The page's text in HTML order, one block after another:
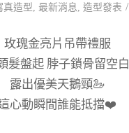
真造型, 最新消息, 造型發表 /
玫瑰金亮片吊帶禮服
髮盤起 脖子鎖骨留空白
露出優美天鵝頸🦢
心動瞬間誰能抵擋❤️